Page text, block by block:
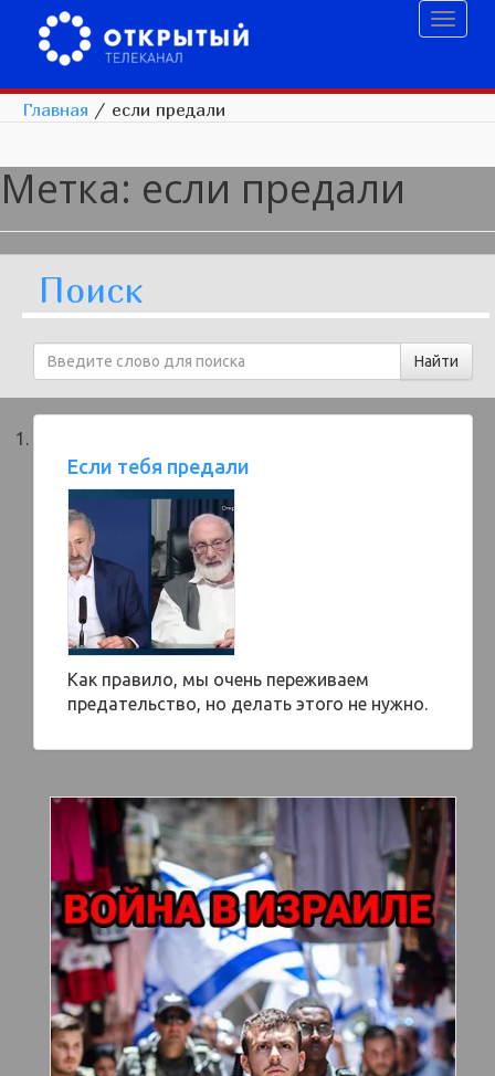
Главная / если предали
Метка: если предали
Поиск
Если тебя предали
Как правило, мы очень переживаем
предательство, но делать этого не нужно.